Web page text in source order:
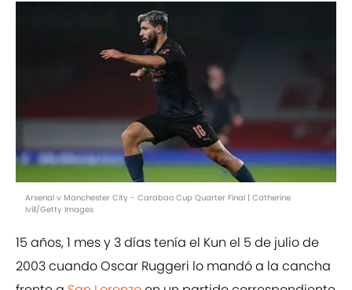
Arsenal v Manchester City - Carabao Cup Quarter Final | Catherine
Ivill/Getty Images
15 años, 1 mes y 3 días tenía el Kun el 5 de julio de
2003 cuando Oscar Ruggeri lo mandó a la cancha